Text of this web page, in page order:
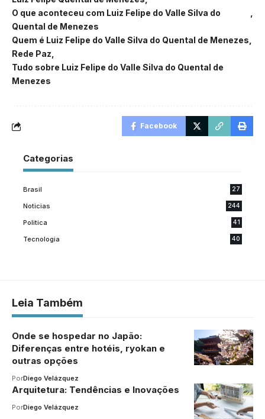
O que aconteceu com Luiz Felipe do Valle Silva do
Quental de Menezes
Quem é Luiz Felipe do Valle Silva do Quental de Menezes
Rede Paz
Tudo sobre Luiz Felipe do Valle Silva do Quental de
Menezes
Facebook
Categorias
Brasil 27
Noticias 244
Politica 41
Tecnologia 40
Leia Também
Onde se hospedar no Japão:
Diferenças entre hotéis, ryokan e
outras opções
PorDiego Velázquez
Arquitetura: Tendências e Inovações
PorDiego Velázquez